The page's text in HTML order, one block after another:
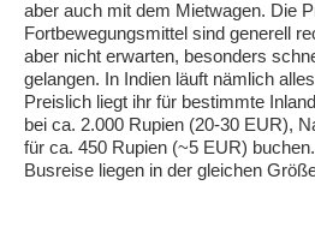
aber auch mit dem Mietwagen. Die
Fortbewegungsmittel sind generell
aber nicht erwarten, besonders
gelangen. In Indien läuft nämlich
Preislich liegt ihr für bestimmte
bei ca. 2.000 Rupien (20-30 EUR),
für ca. 450 Rupien (~5 EUR)
Busreise liegen in der gleichen